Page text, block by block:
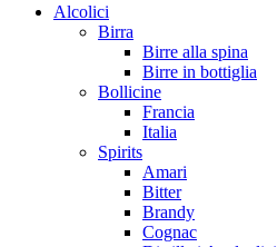
Alcolici
Birra
Birre alla spina
Birre in bottiglia
Bollicine
Francia
Italia
Spirits
Amari
Bitter
Brandy
Cognac